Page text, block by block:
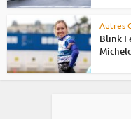
Autres
Blink